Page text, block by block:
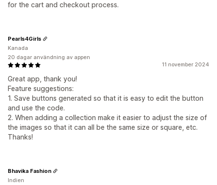
for the cart and checkout process.
11 november 2024
Great app, thank you!
Feature suggestions:
1. Save buttons generated so that it is easy to edit the button
and use the code.
2. When adding a collection make it easier to adjust the size of
the images so that it can all be the same size or square, etc.
Thanks!
Pearls4Girls
Kanada
20 dagar användning av appen
Bhavika Fashion
Indien